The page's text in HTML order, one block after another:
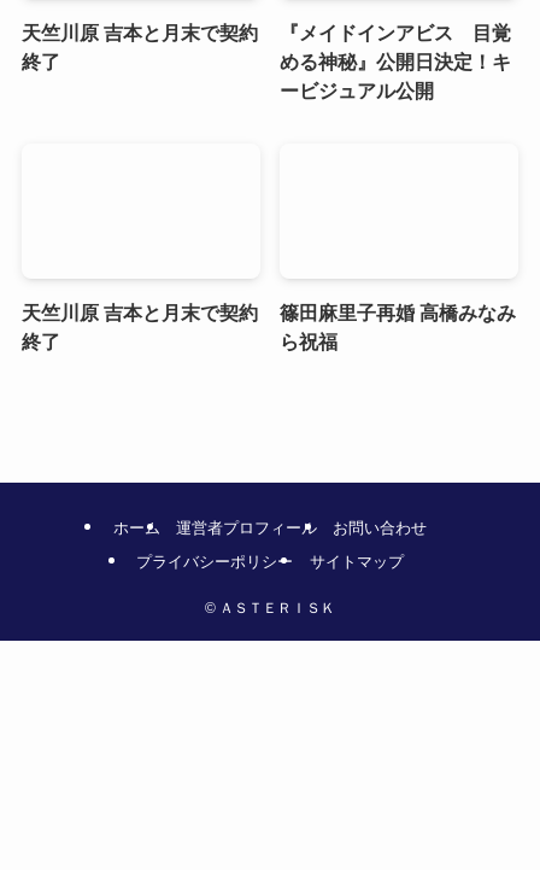
天竺川原 吉本と月末で契約
終了
『メイドインアビス 目覚
める神秘』公開日決定！キ
ービジュアル公開
天竺川原 吉本と月末で契約
終了
篠田麻里子再婚 高橋みなみ
ら祝福
ホーム 運営者プロフィール
お問い合わせ
プライバシーポリシー
サイトマップ
© ＡＳＴＥＲＩＳＫ